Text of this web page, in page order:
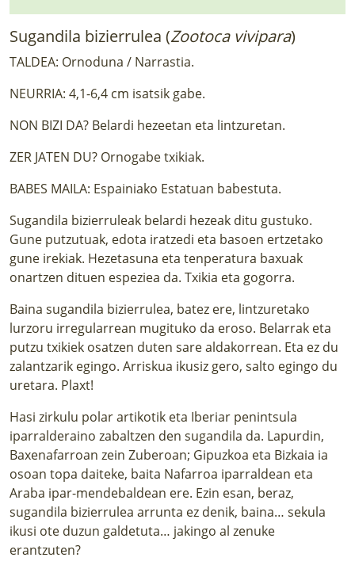
Sugandila bizierrulea (Zootoca vivipara)
TALDEA: Ornoduna / Narrastia.
NEURRIA: 4,1-6,4 cm isatsik gabe.
NON BIZI DA? Belardi hezeetan eta lintzuretan.
ZER JATEN DU? Ornogabe txikiak.
BABES MAILA: Espainiako Estatuan babestuta.
Sugandila bizierruleak belardi hezeak ditu gustuko.
Gune putzutuak, edota iratzedi eta basoen ertzetako
gune irekiak. Hezetasuna eta tenperatura baxuak
onartzen dituen espeziea da. Txikia eta gogorra.
Baina sugandila bizierrulea, batez ere, lintzuretako
lurzoru irregularrean mugituko da eroso. Belarrak eta
putzu txikiek osatzen duten sare aldakorrean. Eta ez du
zalantzarik egingo. Arriskua ikusiz gero, salto egingo du
uretara. Plaxt!
Hasi zirkulu polar artikotik eta Iberiar penintsula
iparralderaino zabaltzen den sugandila da. Lapurdin,
Baxenafarroan zein Zuberoan; Gipuzkoa eta Bizkaia ia
osoan topa daiteke, baita Nafarroa iparraldean eta
Araba ipar-mendebaldean ere. Ezin esan, beraz,
sugandila bizierrulea arrunta ez denik, baina… sekula
ikusi ote duzun galdetuta… jakingo al zenuke
erantzuten?